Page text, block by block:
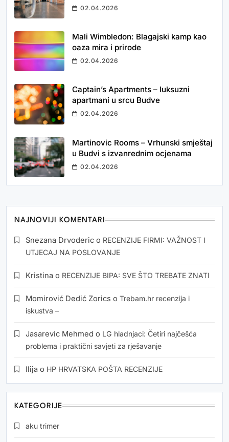
02.04.2026
Mali Wimbledon: Blagajski kamp kao
oaza mira i prirode
02.04.2026
Captain’s Apartments – luksuzni
apartmani u srcu Budve
02.04.2026
Martinovic Rooms – Vrhunski smještaj
u Budvi s izvanrednim ocjenama
02.04.2026
NAJNOVIJI KOMENTARI
Snezana Drvoderic o RECENZIJE FIRMI: VAŽNOST I
UTJECAJ NA POSLOVANJE
Kristina o RECENZIJE BIPA: SVE ŠTO TREBATE ZNATI
Momirović Dedić Zorics o Trebam.hr recenzija i
iskustva –
Jasarevic Mehmed o LG hladnjaci: Četiri najčešća
problema i praktični savjeti za rješavanje
Ilija o HP HRVATSKA POŠTA RECENZIJE
KATEGORIJE
aku trimer